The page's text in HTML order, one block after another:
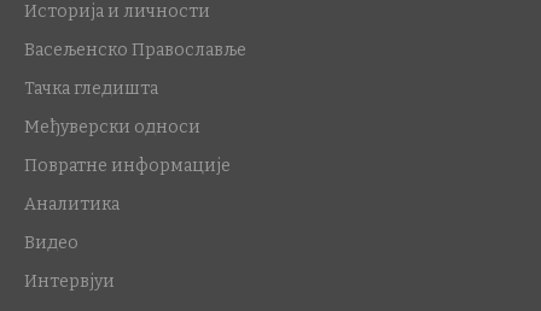
Историја и личности
Васељенско Православље
Тачка гледишта
Међуверски односи
Повратне информације
Аналитика
Видео
Интервјуи